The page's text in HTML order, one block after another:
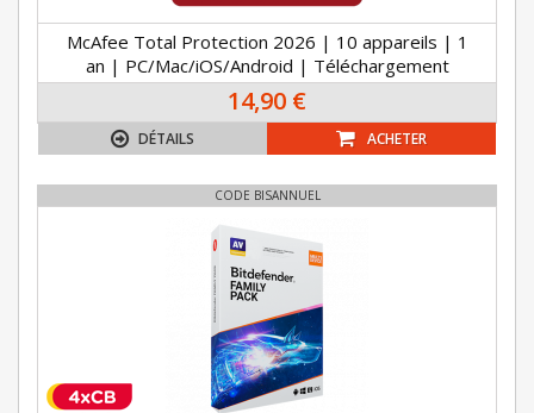
McAfee Total Protection 2026 | 10 appareils | 1
an | PC/Mac/iOS/Android | Téléchargement
14,90 €
DÉTAILS ACHETER
CODE BISANNUEL